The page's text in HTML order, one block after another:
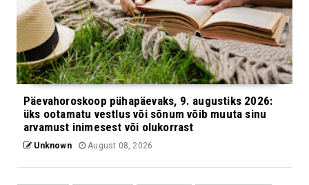
Päevahoroskoop pühapäevaks, 9. augustiks 2026:
üks ootamatu vestlus või sõnum võib muuta sinu
arvamust inimesest või olukorrast
Unknown August 08, 2026